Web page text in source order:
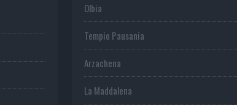
Olbia
Tempio Pausania
Arzachena
La Maddalena